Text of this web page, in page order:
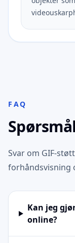
FAQ
Svar om GIF-
forhåndsvisning
Kan jeg
online?